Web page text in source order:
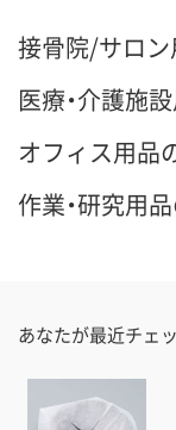
接骨院/サロ
医療・介護施
オフィス用品
作業・研究用
あなたが最近チェ